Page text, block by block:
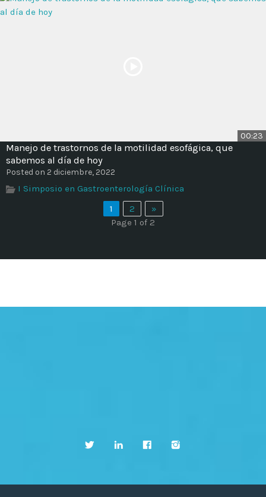
00:23
Manejo de trastornos de la motilidad esofágica, que
sabemos al día de hoy
Posted on 2 diciembre, 2022
I Simposio en Gastroenterología Clínica
1
2
»
Page 1 of 2